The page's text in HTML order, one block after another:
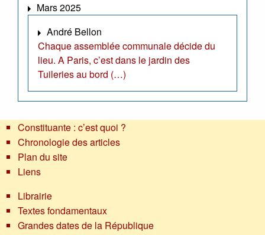
Mars 2025
André Bellon
Chaque assemblée communale décide du
lieu. A Paris, c’est dans le jardin des
Tuileries au bord (…)
Constituante : c’est quoi ?
Chronologie des articles
Plan du site
Liens
Librairie
Textes fondamentaux
Grandes dates de la République